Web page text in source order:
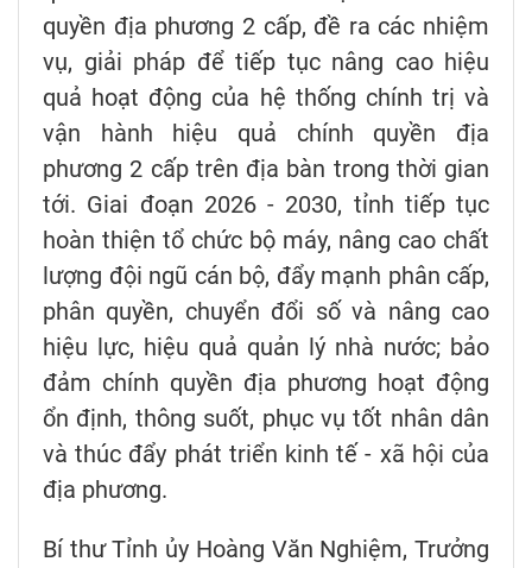
quyền địa phương 2 cấp, đề ra các nhiệm
vụ, giải pháp để tiếp tục nâng cao hiệu
quả hoạt động của hệ thống chính trị và
vận hành hiệu quả chính quyền địa
phương 2 cấp trên địa bàn trong thời gian
tới. Giai đoạn 2026 - 2030, tỉnh tiếp tục
hoàn thiện tổ chức bộ máy, nâng cao chất
lượng đội ngũ cán bộ, đẩy mạnh phân cấp,
phân quyền, chuyển đổi số và nâng cao
hiệu lực, hiệu quả quản lý nhà nước; bảo
đảm chính quyền địa phương hoạt động
ổn định, thông suốt, phục vụ tốt nhân dân
và thúc đẩy phát triển kinh tế - xã hội của
địa phương.
Bí thư Tỉnh ủy Hoàng Văn Nghiệm, Trưởng